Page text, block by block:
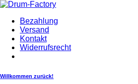
Bezahlung
Versand
Kontakt
Widerrufsrecht
Willkommen zurück!